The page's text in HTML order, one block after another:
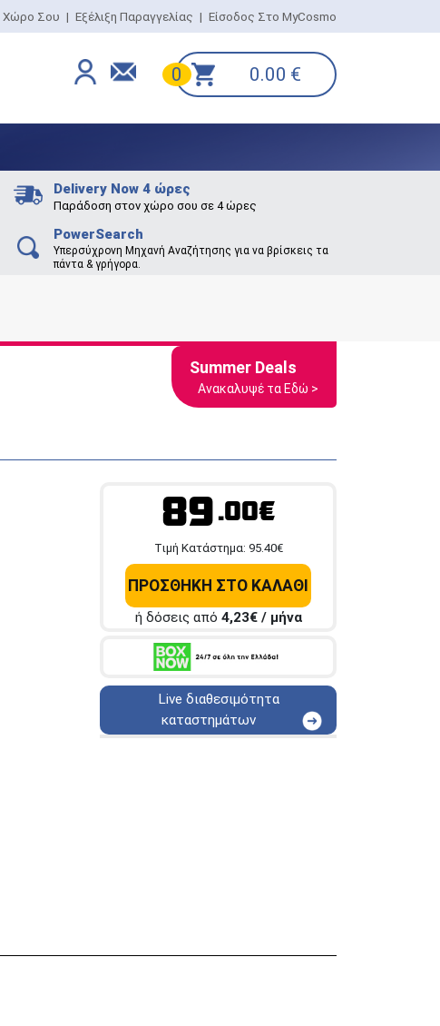
Χώρο Σου | Εξέλιξη Παραγγελίας | Είσοδος Στο MyCosmo
0 0.00 €
Delivery Now 4 ώρες
Παράδοση στον χώρο σου σε 4 ώρες
PowerSearch
Υπερσύχρονη Μηχανή Αναζήτησης για να βρίσκεις τα
πάντα & γρήγορα.
Summer Deals
Ανακαλυψέ τα Εδώ >
89.00€
Tιμή Κατάστημα: 95.40€
ΠΡΟΣΘΗΚΗ ΣΤΟ ΚΑΛΑΘΙ
ή δόσεις από 4,23€ / μήνα
Live διαθεσιμότητα
καταστημάτων